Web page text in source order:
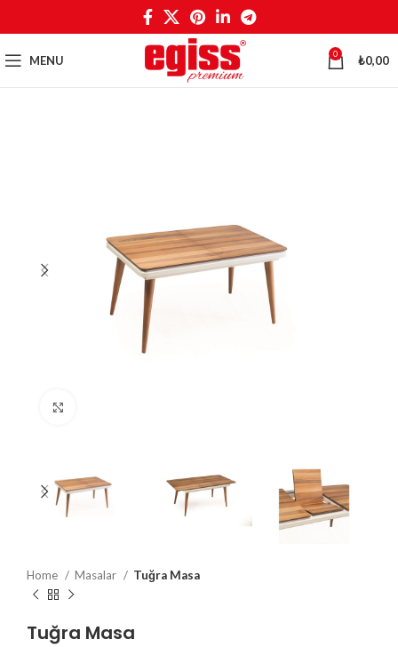
MENU 0 ₺0,00
Home Masalar Tuğra Masa
Tuğra Masa